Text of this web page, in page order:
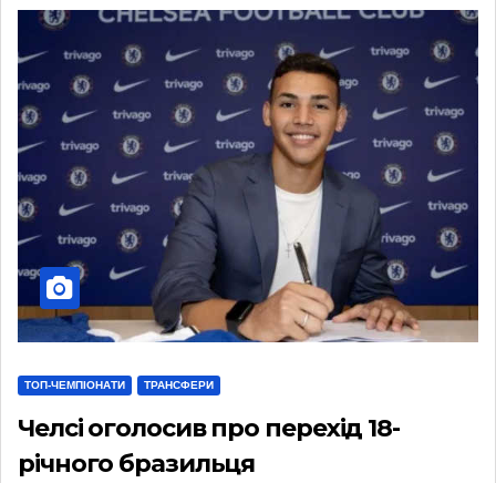
ТОП-ЧЕМПІОНАТИ ТРАНСФЕРИ
Челсі оголосив про перехід 18-
річного бразильця